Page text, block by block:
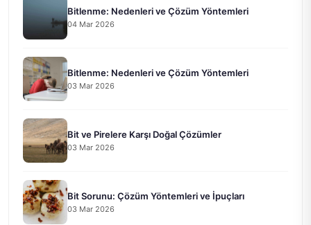
Bitlenme: Nedenleri ve Çözüm Yöntemleri
04 Mar 2026
Bitlenme: Nedenleri ve Çözüm Yöntemleri
03 Mar 2026
Bit ve Pirelere Karşı Doğal Çözümler
03 Mar 2026
Bit Sorunu: Çözüm Yöntemleri ve İpuçları
03 Mar 2026